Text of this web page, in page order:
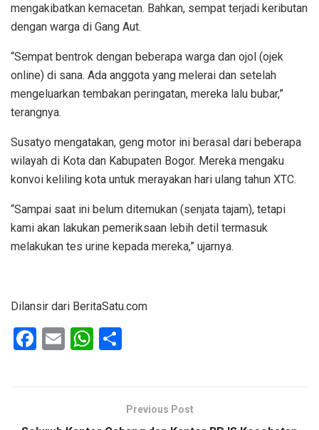
mengakibatkan kemacetan. Bahkan, sempat terjadi keributan
dengan warga di Gang Aut.
“Sempat bentrok dengan beberapa warga dan ojol (ojek
online) di sana. Ada anggota yang melerai dan setelah
mengeluarkan tembakan peringatan, mereka lalu bubar,”
terangnya.
Susatyo mengatakan, geng motor ini berasal dari beberapa
wilayah di Kota dan Kabupaten Bogor. Mereka mengaku
konvoi keliling kota untuk merayakan hari ulang tahun XTC.
“Sampai saat ini belum ditemukan (senjata tajam), tetapi
kami akan lakukan pemeriksaan lebih detil termasuk
melakukan tes urine kepada mereka,” ujarnya.
Dilansir dari BeritaSatu.com
F
E
W
ePrevious Post